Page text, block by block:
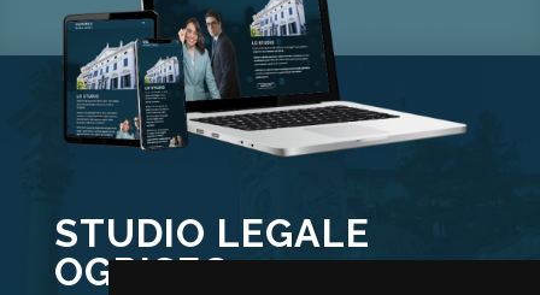
STUDIO LEGALE
OGRISEG